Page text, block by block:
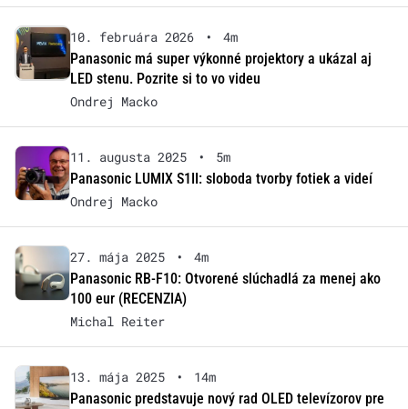
10. februára 2026 •
4m
Panasonic má super výkonné projektory a ukázal aj
LED stenu. Pozrite si to vo videu
Ondrej Macko
11. augusta 2025 •
5m
Panasonic LUMIX S1II: sloboda tvorby fotiek a videí
Ondrej Macko
27. mája 2025 •
4m
Panasonic RB-F10: Otvorené slúchadlá za menej ako
100 eur (RECENZIA)
Michal Reiter
13. mája 2025 •
14m
Panasonic predstavuje nový rad OLED televízorov pre